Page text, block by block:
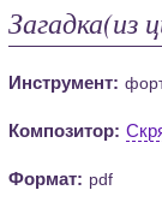
Загадка(из
Инструмент:
Композитор:
Формат: pdf